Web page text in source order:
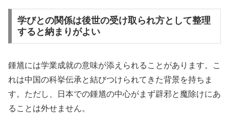
学びとの関係は後世の受け取られ方として整理
すると納まりがよい
鍾馗には学業成就の意味が添えられることがあります。こ
れは中国の科挙伝承と結びつけられてきた背景を持ちま
す。ただし、日本での鍾馗の中心がまず辟邪と魔除けにあ
ることは外せません。